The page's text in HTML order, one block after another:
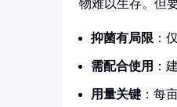
物难以生存。但
抑菌有局限 ：
需配合使用 ：
用量关键 ：每